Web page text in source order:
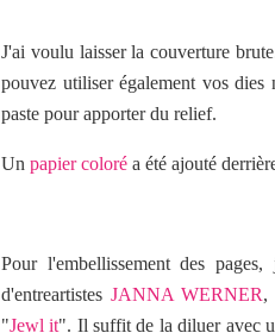
J'ai voulu laisser la couverture
pouvez utiliser également vos
paste pour apporter du relief.
Un papier coloré a été ajouté
Pour l'embellissement des
d'entreartistes JANNA WERNER,
"Jewl it". Il suffit de la diluer avec